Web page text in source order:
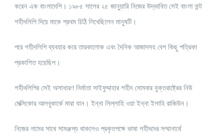
করেন এক বাংলাদেশি। ১৯৮৫ সালের ২৫ জানুয়ারি নিজের উদ্ভাবিত সেই বাংলা ফন্ট
শহীদলিপি দিয়ে মাকে প্রথম চিঠি লিখেছিলেন মানুষটি।‌
পরে শহীদলিপি ব্যবহার করে তারকালোক এবং দৈনিক আজাদসহ বেশ কিছু পত্রিকা
প্রকাশিত হয়েছিল।
শহীদলিপির সেই অসাধারণ নির্মাতা সাইফুদ্দাহার শহীদ সোমবার যুক্তরাষ্ট্রের নিউ
মেক্সিকোর আলবুকার্কে মারা যান। ইন্না লিল্লাহি ওয়া ইন্না ইলাহি রাজিউন।
নিজের নামের সাথে সামঞ্জস্য থাকলেও প্রকৃতপক্ষে ভাষা শহীদদের সম্মানার্থে